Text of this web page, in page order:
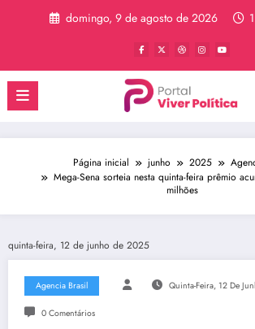
domingo, 9 de agosto de 2026
Página inicial junho 2025
Mega-Sena sorteia nesta quinta-feira prêmio
milhões
quinta-feira, 12 de junho de 2025
Agencia Brasil Quinta-Feira, 12 De
0 Comentários